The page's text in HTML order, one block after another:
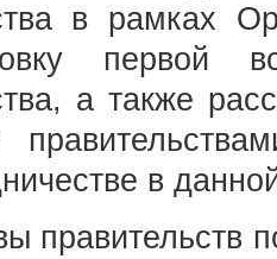
в рамках
первой
а также
в
правительств